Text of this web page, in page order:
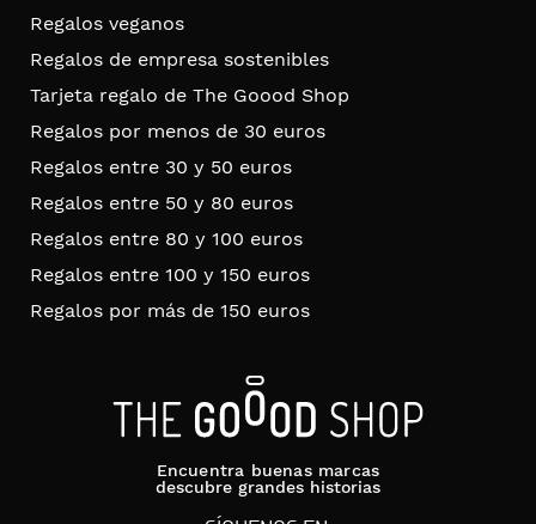
Regalos veganos
Regalos de empresa sostenibles
Tarjeta regalo de The Goood Shop
Regalos por menos de 30 euros
Regalos entre 30 y 50 euros
Regalos entre 50 y 80 euros
Regalos entre 80 y 100 euros
Regalos entre 100 y 150 euros
Regalos por más de 150 euros
Encuentra buenas marcas
descubre grandes historias